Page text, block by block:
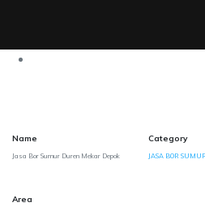
Name
Jasa Bor Sumur Duren Mekar Depok
Category
JASA BOR
Area